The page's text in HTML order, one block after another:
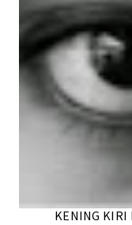
KENING KIRI